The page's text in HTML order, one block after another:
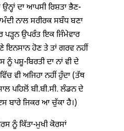
ਉਨ੍ਹਾਂ ਦਾ ਆਪਸੀ ਰਿਸ਼ਤਾ ਭੈਣ-
ਨਾਲ ਸਰੀਰਕ ਸਬੰਧ ਬਣਾ
ਪੜ੍ਹਨ ਉਪਰੰਤ ਇਕ ਜਿੰਮੇਵਾਰ
ਹੋਣ ਤੇ ਤਾਂ ਗਰਵ ਨਹੀਂ
ਪਸ਼ੂ-ਬਿਰਤੀ ਦਾ ਨਾਂ ਵੀ ਦੇ
ਵੀ ਅਜਿਹਾ ਨਹੀਂ ਹੁੰਦਾ (ਤੱਥ
ਪਹਿਲੋਂ ਬੀ.ਬੀ.ਸੀ. ਲੰਡਨ ਦੇ
ਬਾਰੇ ਜਿਕਰ ਆ ਚੁੱਕਾ ਹੈ।)
ਨੂੰ ਕਿੱਤਾ-ਮੁਖੀ ਕੋਰਸਾਂ